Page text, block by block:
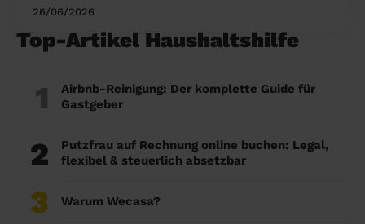
26/06/2026
Top-Artikel Haushaltshilfe
1
Airbnb-Reinigung: Der komplette Guide für
Gastgeber
2
Putzfrau auf Rechnung online buchen: Legal,
flexibel & steuerlich absetzbar
3 Warum Wecasa?